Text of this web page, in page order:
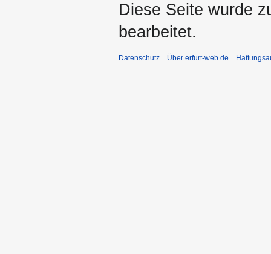
Diese Seite wurde
bearbeitet.
Datenschutz Über erfurt-web.de